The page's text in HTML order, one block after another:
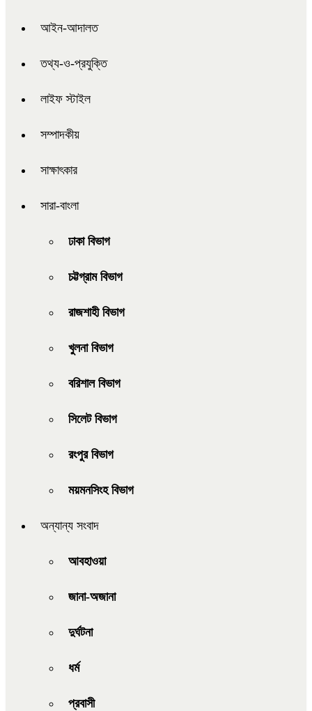
আইন-আদালত
তথ্য-ও-প্রযুক্তি
লাইফ স্টাইল
সম্পাদকীয়
সাক্ষাৎকার
সারা-বাংলা
ঢাকা বিভাগ
চট্টগ্রাম বিভাগ
রাজশাহী বিভাগ
খুলনা বিভাগ
বরিশাল বিভাগ
সিলেট বিভাগ
রংপুর বিভাগ
ময়মনসিংহ বিভাগ
অন্যান্য সংবাদ
আবহাওয়া
জানা-অজানা
দুর্ঘটনা
ধর্ম
প্রবাসী